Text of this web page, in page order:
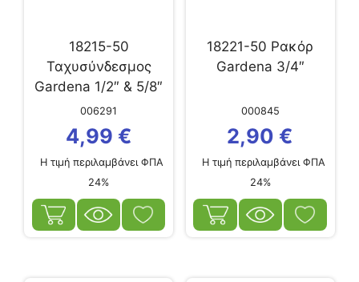
18215-50
Ταχυσύνδεσμος
Gardena 1/2″ & 5/8″
006291
4,99 €
Η τιμή περιλαμβάνει ΦΠΑ
24%
18221-50 Ρακόρ
Gardena 3/4″
000845
2,90 €
Η τιμή περιλαμβάνει ΦΠΑ
24%